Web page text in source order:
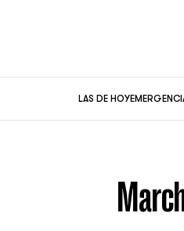
LAS DE HOY